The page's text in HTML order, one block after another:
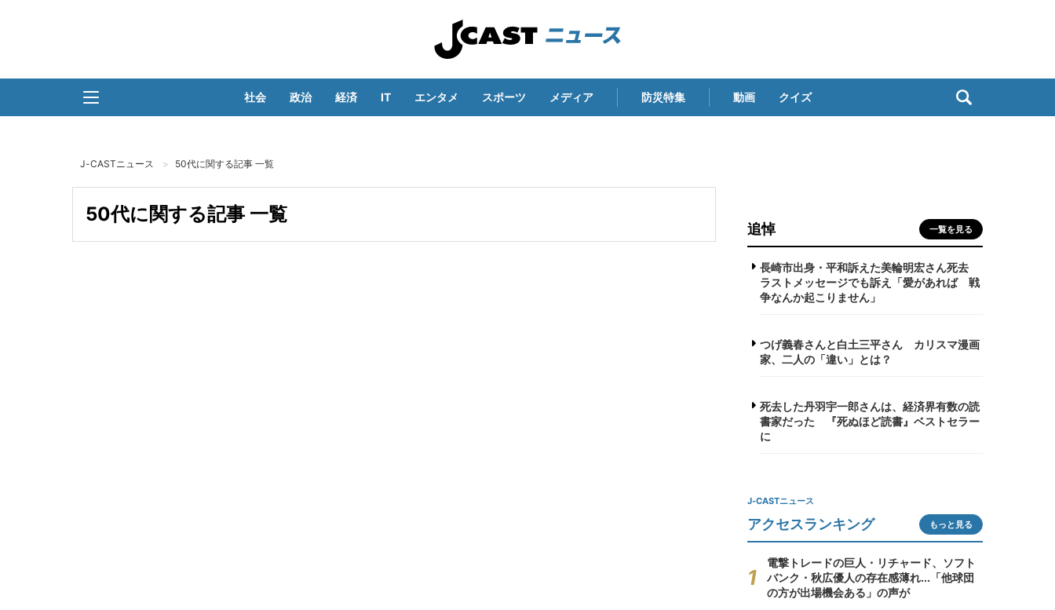
社会 政治 経済 IT エンタメ スポーツ メディア 防災特集 動画 クイズ
J-CASTニュース 50代に関する記事 一覧
50代に関する記事 一覧
追悼 一覧を見る
長崎市出身・平和訴えた美輪明宏さん死去
ラストメッセージでも訴え「愛があれば 戦
争なんか起こりません」
つげ義春さんと白土三平さん カリスマ漫画
家、二人の「違い」とは？
死去した丹羽宇一郎さんは、経済界有数の読
書家だった 『死ぬほど読書』ベストセラー
に
J-CASTニュース
アクセスランキング もっと見る
電撃トレードの巨人・リチャード、ソフト
バンク・秋広優人の存在感薄れ...「他球団
の方が出場機会ある」の声が